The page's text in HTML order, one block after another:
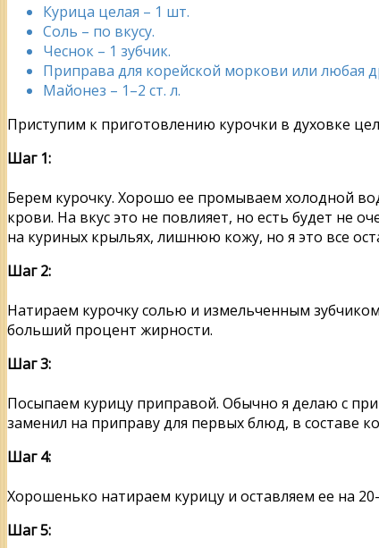
Курица целая – 1 шт.
Соль – по вкусу.
Чеснок – 1 зубчик.
Приправа для корейской моркови или любая
Майонез – 1–2 ст. л.
Приступим к приготовлению курочки в духовке
Шаг 1:
Берем курочку. Хорошо ее промываем холодной
крови. На вкус это не повлияет, но есть будет не
на куриных крыльях, лишнюю кожу, но я это все
Шаг 2:
Натираем курочку солью и измельченным
больший процент жирности.
Шаг 3:
Посыпаем курицу приправой. Обычно я делаю с
заменил на приправу для первых блюд, в составе
Шаг 4:
Хорошенько натираем курицу и оставляем ее на
Шаг 5: